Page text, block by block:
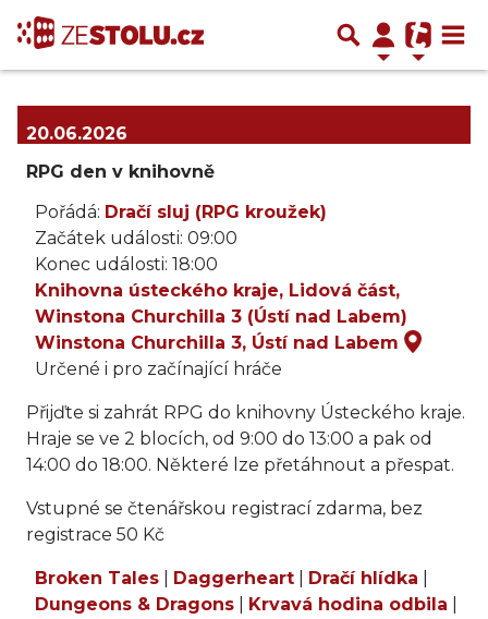
20.06.2026
RPG den v knihovně
Pořádá: Dračí sluj (RPG kroužek)
Začátek události: 09:00
Konec události: 18:00
Knihovna ústeckého kraje, Lidová část,
Winstona Churchilla 3 (Ústí nad Labem)
Winstona Churchilla 3, Ústí nad Labem
Určené i pro začínající hráče
Přijďte si zahrát RPG do knihovny Ústeckého kraje.
Hraje se ve 2 blocích, od 9:00 do 13:00 a pak od
14:00 do 18:00. Některé lze přetáhnout a přespat.
Vstupné se čtenářskou registrací zdarma, bez
registrace 50 Kč
Broken Tales Daggerheart Dračí hlídka
Dungeons & Dragons
Krvavá hodina odbila